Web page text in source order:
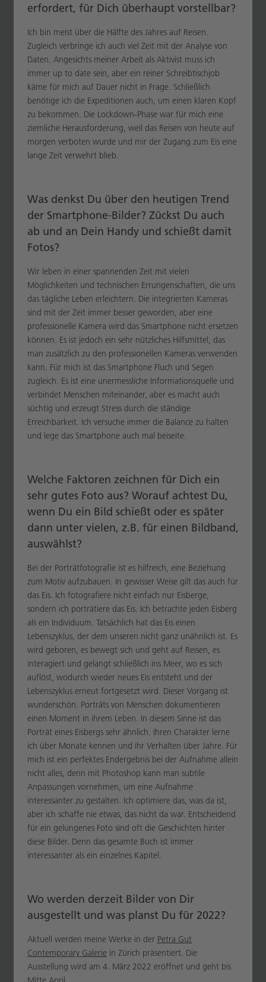
erfordert, für Dich überhaupt vorstellbar?
Ich bin meist über die Hälfte des Jahres auf Reisen.
Zugleich verbringe ich auch viel Zeit mit der Analyse von
Daten. Angesichts meiner Arbeit als Aktivist muss ich
immer up to date sein, aber ein reiner Schreibtischjob
käme für mich auf Dauer nicht in Frage. Schließlich
benötige ich die Expeditionen auch, um einen klaren Kopf
zu bekommen. Die Lockdown-Phase war für mich eine
ziemliche Herausforderung, weil das Reisen von heute auf
morgen verboten wurde und mir der Zugang zum Eis eine
lange Zeit verwehrt blieb.
Was denkst Du über den heutigen Trend
der Smartphone-Bilder? Zückst Du auch
ab und an Dein Handy und schießt damit
Fotos?
Wir leben in einer spannenden Zeit mit vielen
Möglichkeiten und technischen Errungenschaften, die uns
das tägliche Leben erleichtern. Die integrierten Kameras
sind mit der Zeit immer besser geworden, aber eine
professionelle Kamera wird das Smartphone nicht ersetzen
können. Es ist jedoch ein sehr nützliches Hilfsmittel, das
man zusätzlich zu den professionellen Kameras verwenden
kann. Für mich ist das Smartphone Fluch und Segen
zugleich. Es ist eine unermessliche Informationsquelle und
verbindet Menschen miteinander, aber es macht auch
süchtig und erzeugt Stress durch die ständige
Erreichbarkeit. Ich versuche immer die Balance zu halten
und lege das Smartphone auch mal beiseite.
Welche Faktoren zeichnen für Dich ein
sehr gutes Foto aus? Worauf achtest Du,
wenn Du ein Bild schießt oder es später
dann unter vielen, z.B. für einen Bildband,
auswählst?
Bei der Porträtfotografie ist es hilfreich, eine Beziehung
zum Motiv aufzubauen. In gewisser Weise gilt das auch für
das Eis. Ich fotografiere nicht einfach nur Eisberge,
sondern ich porträtiere das Eis. Ich betrachte jeden Eisberg
als ein Individuum. Tatsächlich hat das Eis einen
Lebenszyklus, der dem unseren nicht ganz unähnlich ist. Es
wird geboren, es bewegt sich und geht auf Reisen, es
interagiert und gelangt schließlich ins Meer, wo es sich
auflöst, wodurch wieder neues Eis entsteht und der
Lebenszyklus erneut fortgesetzt wird. Dieser Vorgang ist
wunderschön. Porträts von Menschen dokumentieren
einen Moment in ihrem Leben. In diesem Sinne ist das
Porträt eines Eisbergs sehr ähnlich. Ihren Charakter lerne
ich über Monate kennen und ihr Verhalten über Jahre. Für
mich ist ein perfektes Endergebnis bei der Aufnahme allein
nicht alles, denn mit Photoshop kann man subtile
Anpassungen vornehmen, um eine Aufnahme
interessanter zu gestalten. Ich optimiere das, was da ist,
aber ich schaffe nie etwas, das nicht da war. Entscheidend
für ein gelungenes Foto sind oft die Geschichten hinter
diese Bilder. Denn das gesamte Buch ist immer
interessanter als ein einzelnes Kapitel.
Wo werden derzeit Bilder von Dir
ausgestellt und was planst Du für 2022?
Aktuell werden meine Werke in der Petra Gut
Contemporary Galeriein Zürich präsentiert. Die
Ausstellung wird am 4. März 2022 eröffnet und geht bis